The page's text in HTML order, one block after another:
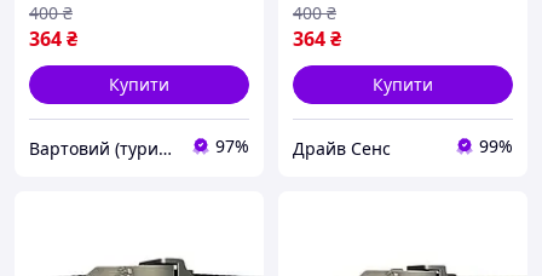
364₴
400 ₴
Купити
Вартовий (туризм, полювання та кемпінг) 97%
364₴
400 ₴
Купити
Драйв Сенс 99%